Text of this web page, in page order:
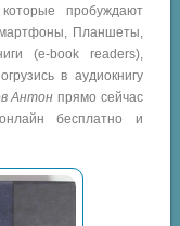
пробуждают
Планшеты,
(e-book readers),
в аудиокнигу
Антон прямо сейчас
бесплатно и